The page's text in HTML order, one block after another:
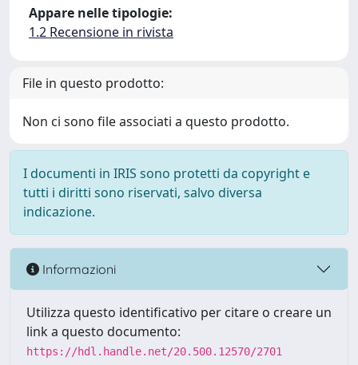
Appare nelle tipologie:
1.2 Recensione in rivista
File in questo prodotto:
Non ci sono file associati a questo prodotto.
I documenti in IRIS sono protetti da copyright e
tutti i diritti sono riservati, salvo diversa
indicazione.
Informazioni
Utilizza questo identificativo per citare o creare un
link a questo documento:
https://hdl.handle.net/20.500.12570/2701